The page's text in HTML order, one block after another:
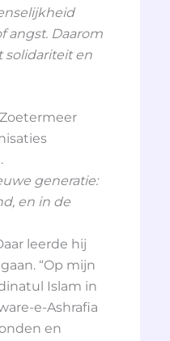
angst. Daarom
solidariteit en
generatie:
en in de
leerde hij
“Op mijn
Islam in
e-Ashrafia
en